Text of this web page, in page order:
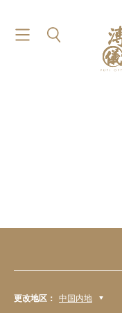
更改地区： 中国内地